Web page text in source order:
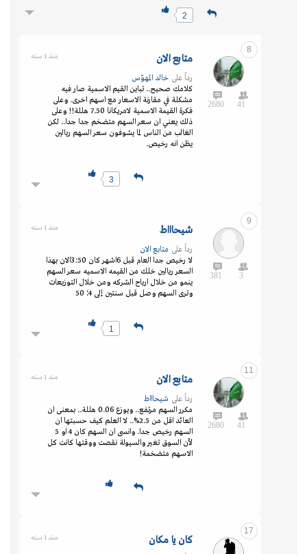
2
8
41
2680
متابع الان منذ 1 سنه
رداً على خالد المهوّس
كلامك صحيح.. تباين القيم الاسمية صار فيه
مشكلة في مقارنة الاسعار مع اسهم اخرى. وعلى
فكرة القيمة الاسمية لامريكانا 7.50 هللة!! وعلى
ذلك يعني ان سعر السهم متضخم جدا جدا.. لكن
الغالب من الناس لما يشوفون سعر السهم ريالين
يظن انه رخيص.
3
9
3
381
شيحاااط منذ 1 سنه
رداً على متابع الان
لا رخيص جدا العام قبل 6اشهر كان 3:50الان بهذا
السعر ريالين خلك من القيمه الاسميه سعر السهم
ينمو من خلال ارباح الشركه ومن خلال التوزيعات
وترى السهم وصل قبل سنتين إلى 4؛50
1
11
41
2680
متابع الان منذ 1 سنه
رداً على شيحاااط
مكرر السهم مرتفع.. ويوزع 0.06 هللة.. بمعنى ان
العائد اقل من 2.5%.. لا العلم كيف حسبتها ان
السهم رخيص جدا. وانسى ان السهم كان 4 او 5
لأن السوق تغير والسيولة نقصت ووقتها كانت كل
الاسهم متضخمة!
17
كان يا مكان منذ 1 سنه